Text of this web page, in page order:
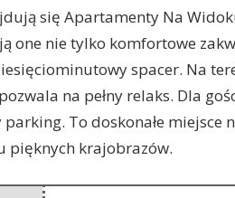
się Apartamenty Na
one nie tylko komfortowe
spacer. Na
na pełny relaks. Dla
To doskonałe miejsce
pięknych krajobrazów.